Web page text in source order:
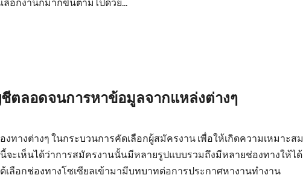
ตลอดจนการหาข้อมูลจากแหล่งต่างๆ
างต่างๆ ในกระบวนการคัดเลือกผู้สมัครงาน เพื่อให้เกิดความเหมาะสม
ะเห็นได้ว่าการสมัครงานนั้นมีหลายรูปแบบรวมถึงมีหลายช่องทางให้ได้
ลือกช่องทางโซเซียลเข้ามามีบทบาทต่อการประกาศหางานทำงาน